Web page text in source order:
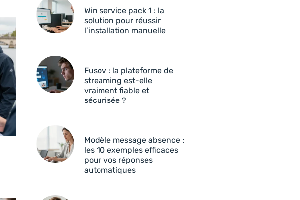
Win service pack 1 : la
solution pour réussir
l’installation manuelle
Fusov : la plateforme de
streaming est-elle
vraiment fiable et
sécurisée ?
Modèle message absence :
les 10 exemples efficaces
pour vos réponses
automatiques